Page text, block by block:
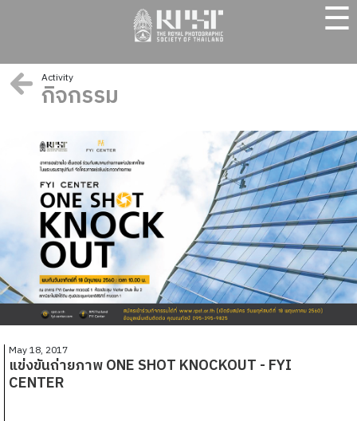
☰
Activity
กิจกรรม
May 18, 2017
แข่งขันถ่ายภาพ ONE SHOT KNOCKOUT - FYI
CENTER